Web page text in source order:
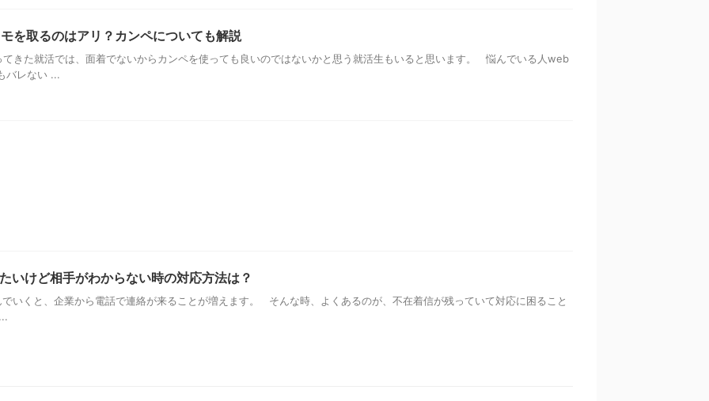
を取るのはアリ？カンペについても解説
きた就活では、面着でないからカンペを使っても良いのではないかと思う就活生もいると思います。 悩んでいる人web
バレない ...
いけど相手がわからない時の対応方法は？
いくと、企業から電話で連絡が来ることが増えます。 そんな時、よくあるのが、不在着信が残っていて対応に困ること